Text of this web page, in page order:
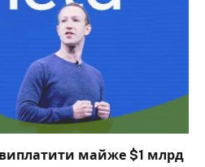
виплатити майже $1 млрд